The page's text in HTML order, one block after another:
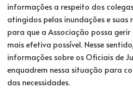
informações a respeito dos
atingidos pelas inundações e suas
para que a Associação possa
mais efetiva possível. Nesse
informações sobre os Oficiais de
enquadrem nessa situação para
das necessidades.